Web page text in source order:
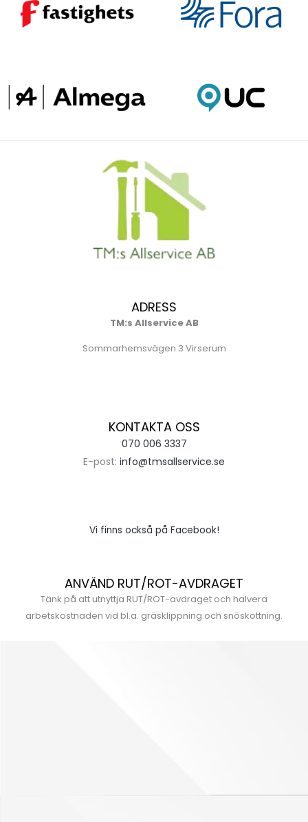
ADRESS
TM:s Allservice AB
Sommarhemsvägen 3 Virserum
KONTAKTA OSS
070 006 3337
E-post: info@tmsallservice.se
Vi finns också på Facebook!
ANVÄND RUT/ROT-AVDRAGET
Tänk på att utnyttja RUT/ROT-avdraget och halvera
arbetskostnaden vid bl.a. gräsklippning och snöskottning.